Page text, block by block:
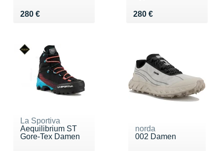
280 €
Vendu 280 € 280 €
Vendu 280 €
La Sportiva
Aequilibrium ST
Gore-Tex Damen
norda
002 Damen